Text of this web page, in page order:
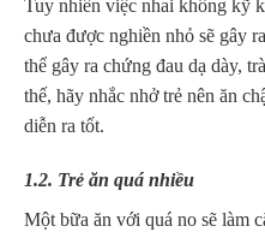
Tuy nhiên việc nhai không kỹ
chưa được nghiền nhỏ sẽ gây
thể gây ra chứng đau dạ dày,
thế, hãy nhắc nhở trẻ nên ăn
diễn ra tốt.
1.2. Trẻ ăn quá nhiều
Một bữa ăn với quá no sẽ làm